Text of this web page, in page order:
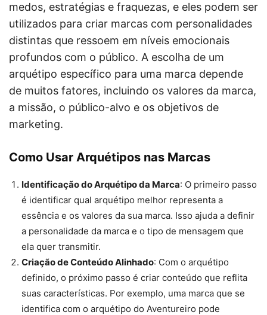
medos, estratégias e fraquezas, e eles podem ser
utilizados para criar marcas com personalidades
distintas que ressoem em níveis emocionais
profundos com o público. A escolha de um
arquétipo específico para uma marca depende
de muitos fatores, incluindo os valores da marca,
a missão, o público-alvo e os objetivos de
marketing.
Como Usar Arquétipos nas Marcas
Identificação do Arquétipo da Marca: O primeiro passo
é identificar qual arquétipo melhor representa a
essência e os valores da sua marca. Isso ajuda a definir
a personalidade da marca e o tipo de mensagem que
ela quer transmitir.
Criação de Conteúdo Alinhado: Com o arquétipo
definido, o próximo passo é criar conteúdo que reflita
suas características. Por exemplo, uma marca que se
identifica com o arquétipo do Aventureiro pode